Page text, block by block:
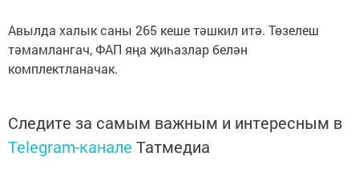
Авылда халык саны 265 кеше тәшкил итә. Төзелеш
тәмамлангач, ФАП яңа җиһазлар белән
комплектланачак.
Следите за самым важным и интересным в
Telegram-канале Татмедиа